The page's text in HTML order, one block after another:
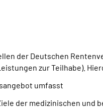
der Deutschen
zur Teilhabe).
umfasst
der medizinischen und